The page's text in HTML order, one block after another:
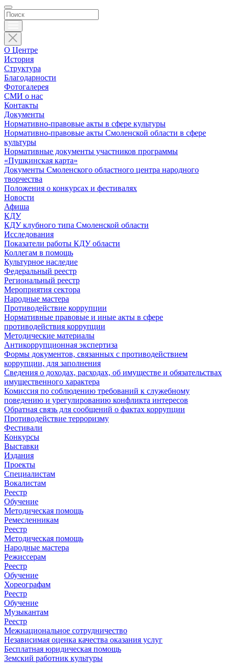
О Центре
История
Структура
Благодарности
Фотогалерея
СМИ о нас
Контакты
Документы
Нормативно-правовые акты в сфере культуры
Нормативно-правовые акты Смоленской области в сфере
культуры
Нормативные документы участников программы
«Пушкинская карта»
Документы Смоленского областного центра народного
творчества
Положения о конкурсах и фестивалях
Новости
Афиша
КДУ
КДУ клубного типа Смоленской области
Исследования
Показатели работы КДУ области
Коллегам в помощь
Культурное наследие
Федеральный реестр
Региональный реестр
Мероприятия сектора
Народные мастера
Противодействие коррупции
Нормативные правовые и иные акты в сфере
противодействия коррупции
Методические материалы
Антикоррупционная экспертиза
Формы документов, связанных с противодействием
коррупции, для заполнения
Сведения о доходах, расходах, об имуществе и обязательствах
имущественного характера
Комиссия по соблюдению требований к служебному
поведению и урегулированию конфликта интересов
Обратная связь для сообщений о фактах коррупции
Противодействие терроризму
Фестивали
Конкурсы
Выставки
Издания
Проекты
Специалистам
Вокалистам
Реестр
Обучение
Методическая помощь
Ремесленникам
Реестр
Методическая помощь
Народные мастера
Режиссерам
Реестр
Обучение
Хореографам
Реестр
Обучение
Музыкантам
Реестр
Межнациональное сотрудничество
Независимая оценка качества оказания услуг
Бесплатная юридическая помощь
Земский работник культуры